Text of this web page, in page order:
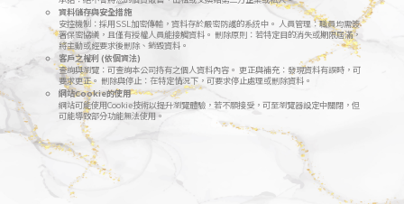
資料儲存與安全措施
安控機制：採用SSL加密傳輸，資料存於嚴密防護的系統中。 人員管理：職員均需簽
署保密協議，且僅有授權人員能接觸資料。 刪除原則：若特定目的消失或期限屆滿，
將主動或經要求後刪除、銷毀資料。
客戶之權利 (依個資法)
查詢與瀏覽：可查詢本公司持有之個人資料內容。 更正與補充：發現資料有誤時，可
要求更正。 刪除與停止：在特定情況下，可要求停止處理或刪除資料。
網站Cookie的使用
網站可能使用Cookie技術以提升瀏覽體驗，若不願接受，可至瀏覽器設定中關閉，但
可能導致部分功能無法使用。